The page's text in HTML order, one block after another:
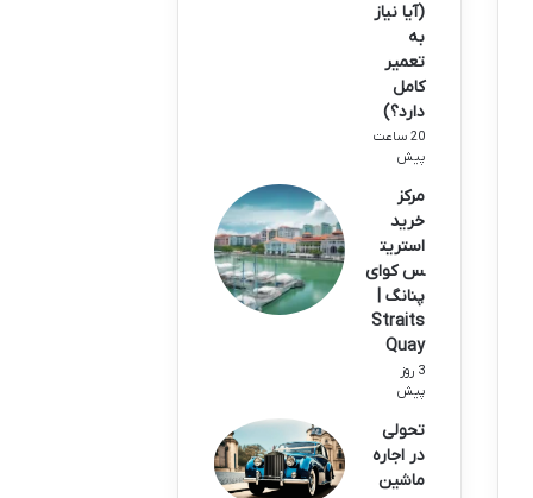
(آیا نیاز
به
تعمیر
کامل
دارد؟)
20 ساعت
پیش
مرکز
خرید
استریت
س کوای
پنانگ |
Straits
Quay
3 روز
پیش
تحولی
در اجاره
ماشین